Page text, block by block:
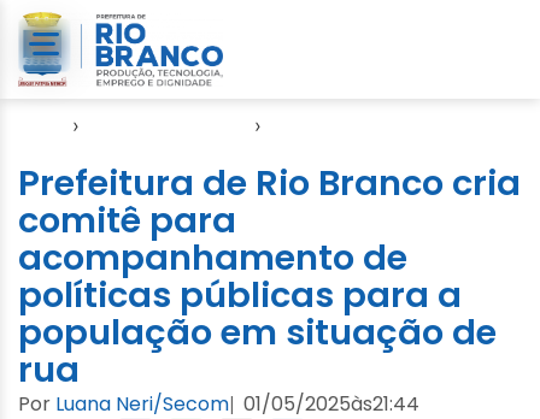
› ›
Prefeitura de Rio Branco cria
comitê para
acompanhamento de
políticas públicas para a
população em situação de
rua
Por Luana Neri/Secom| 01/05/2025às21:44